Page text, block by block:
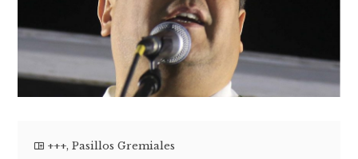
+++,Pasillos Gremiales